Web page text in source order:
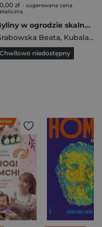
zł - sugerowana cena
Byliny w ogrodzie skalnym
Beata, Kubala Tomasz
Chwilowo niedostępny